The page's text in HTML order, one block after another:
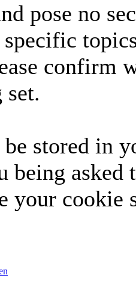
pose no
confirm
set.
stored in
being
your